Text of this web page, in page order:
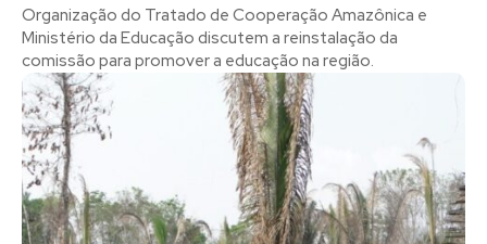
Organização do Tratado de Cooperação Amazônica e
Ministério da Educação discutem a reinstalação da
comissão para promover a educação na região.